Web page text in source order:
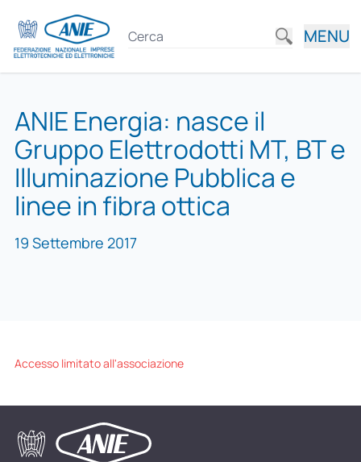
MENU
ANIE Energia: nasce il
Gruppo Elettrodotti MT, BT e
Illuminazione Pubblica e
linee in fibra ottica
19 Settembre 2017
Accesso limitato all'associazione